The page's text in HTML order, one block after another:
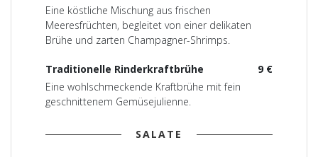
Eine köstliche Mischung aus frischen
Meeresfrüchten, begleitet von einer delikaten
Brühe und zarten Champagner-Shrimps.
9 €
Traditionelle Rinderkraftbrühe
Eine wohlschmeckende Kraftbrühe mit fein
geschnittenem Gemüsejulienne.
SALATE